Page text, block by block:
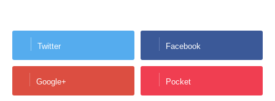
Twitter Facebook
Google+ Pocket